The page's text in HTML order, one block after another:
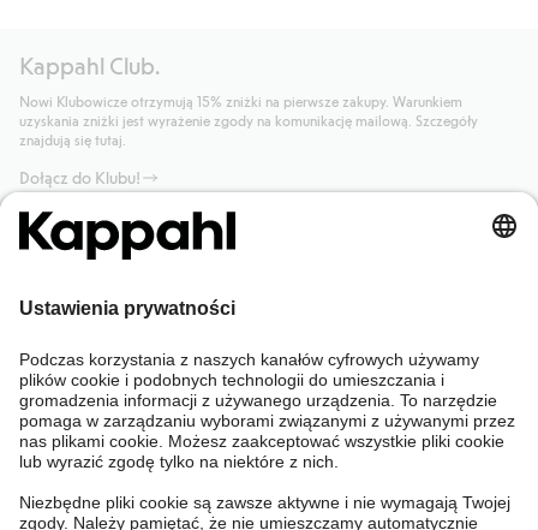
Kappahl Club.
Nowi Klubowicze otrzymują 15% zniżki na pierwsze zakupy. Warunkiem
uzyskania zniżki jest wyrażenie zgody na komunikację mailową. Szczegóły
znajdują się tutaj.
Dołącz do Klubu!
Potrzebujesz pomocy?
Sklep internetowy
Częste pytania
Kappahl Club